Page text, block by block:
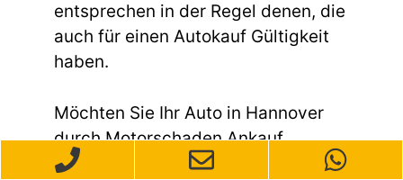
entsprechen in der Regel denen, die
auch für einen Autokauf Gültigkeit
haben.
Möchten Sie Ihr Auto in Hannover
durch Motorschaden Ankauf
Hannover Buchholz-Kleefeld